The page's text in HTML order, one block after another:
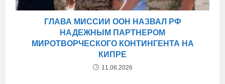
ГЛАВА МИССИИ ООН НАЗВАЛ РФ
НАДЕЖНЫМ ПАРТНЕРОМ
МИРОТВОРЧЕСКОГО КОНТИНГЕНТА НА
КИПРЕ
11.06.2026